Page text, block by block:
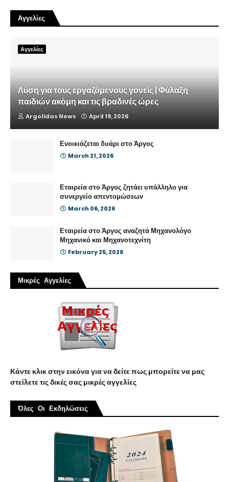
Αγγελίες
Αγγελίες
Λύση για τους εργαζόμενους γονείς | Φύλαξη
παιδιών ακόμη και τις βραδινές ώρες
Argolidas News April 19, 2026
Ενοικιάζεται δυάρι στο Άργος
March 21, 2026
Εταιρεία στο Άργος ζητάει υπάλληλο για
συνεργείο απεντομώσεων
March 06, 2026
Εταιρεία στο Άργος αναζητά Μηχανολόγο
Μηχανικό και Μηχανοτεχνίτη
February 25, 2026
Μικρές Αγγελίες
Κάντε κλικ στην εικόνα για να δείτε πως μπορείτε να μας
στείλετε τις δικές σας μικρές αγγελίες
Όλες Οι Εκδηλώσεις